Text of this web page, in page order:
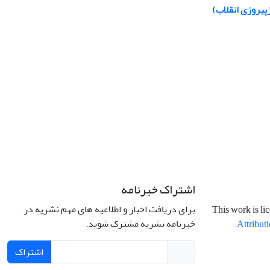
انقلاب)
This work is
.
اشتراک خبرنامه
برای دریافت اخبار و اطلاعیه های مهم نشریه در
خبرنامه نشریه مشترک شوید.
اشتراک